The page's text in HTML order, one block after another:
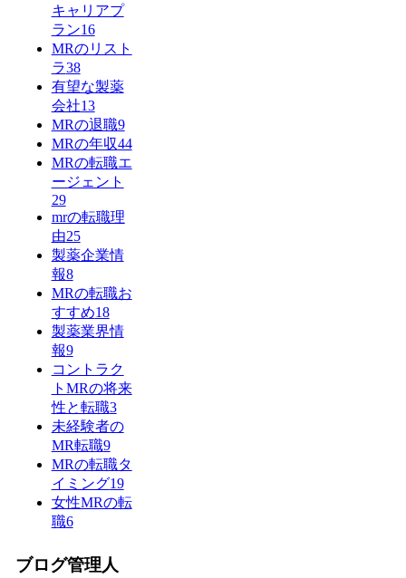
キャリアプ
ラン16
MRのリスト
ラ38
有望な製薬
会社13
MRの退職9
MRの年収44
MRの転職エ
ージェント
29
mrの転職理
由25
製薬企業情
報8
MRの転職お
すすめ18
製薬業界情
報9
コントラク
トMRの将来
性と転職3
未経験者の
MR転職9
MRの転職タ
イミング19
女性MRの転
職6
ブログ管理人